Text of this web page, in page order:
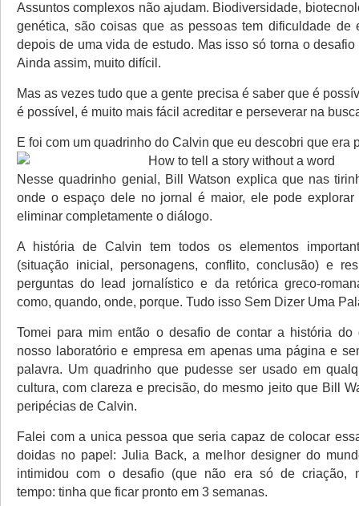
Assuntos complexos não ajudam. Biodiversidade,
genética, são coisas que as pessoas tem dificuldade de
depois de uma vida de estudo. Mas isso só torna o desafio
Ainda assim, muito difícil.
Mas as vezes tudo que a gente precisa é saber que é
é possível, é muito mais fácil acreditar e perseverar na
E foi com um quadrinho do Calvin que eu descobri que era
Nesse quadrinho genial, Bill Watson explica que nas
onde o espaço dele no jornal é maior, ele pode explorar
eliminar completamente o diálogo.
A história de Calvin tem todos os elementos
(situação inicial, personagens, conflito, conclusão) e
perguntas do lead jornalístico e da retórica greco-
como, quando, onde, porque. Tudo isso Sem Dizer Uma
Tomei para mim então o desafio de contar a história do
nosso laboratório e empresa em apenas uma página e
palavra. Um quadrinho que pudesse ser usado em
cultura, com clareza e precisão, do mesmo jeito que Bill
peripécias de Calvin.
Falei com a unica pessoa que seria capaz de colocar
doidas no papel: Julia Back, a melhor designer do
intimidou com o desafio (que não era só de criação,
tempo: tinha que ficar pronto em 3 semanas.